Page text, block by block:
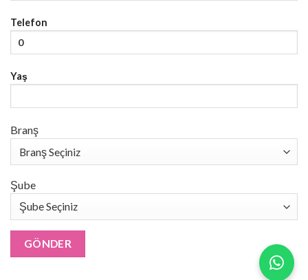
Telefon
Yaş
Branş
Şube